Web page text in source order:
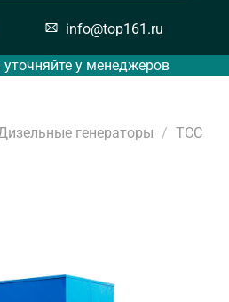
info@top161.ru
у менеджеров
генераторы ТСС